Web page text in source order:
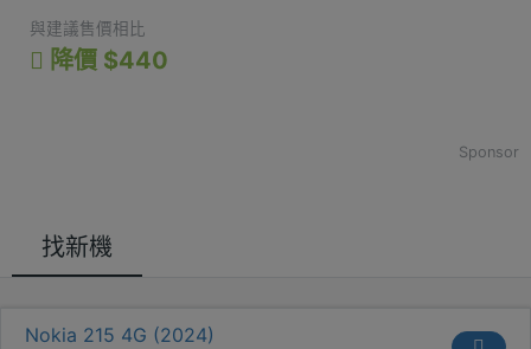
與建議售價相比
降價 $440
Sponsor
找新機
Nokia 215 4G (2024)